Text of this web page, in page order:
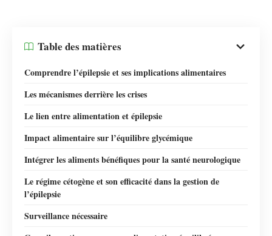
Table des matières
Comprendre l’épilepsie et ses implications alimentaires
Les mécanismes derrière les crises
Le lien entre alimentation et épilepsie
Impact alimentaire sur l’équilibre glycémique
Intégrer les aliments bénéfiques pour la santé neurologique
Le régime cétogène et son efficacité dans la gestion de
l’épilepsie
Surveillance nécessaire